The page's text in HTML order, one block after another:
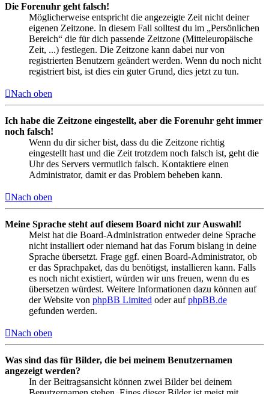
Die Forenuhr geht falsch!
Möglicherweise entspricht die angezeigte Zeit nicht deiner
eigenen Zeitzone. In diesem Fall solltest du im „Persönlichen
Bereich“ die für dich passende Zeitzone (Mitteleuropäische
Zeit, ...) festlegen. Die Zeitzone kann dabei nur von
registrierten Benutzern geändert werden. Wenn du noch nicht
registriert bist, ist dies ein guter Grund, dies jetzt zu tun.
Nach oben
Ich habe die Zeitzone eingestellt, aber die Forenuhr geht immer
noch falsch!
Wenn du dir sicher bist, dass du die Zeitzone richtig
eingestellt hast und die Zeit trotzdem noch falsch ist, geht die
Uhr des Servers vermutlich falsch. Kontaktiere einen
Administrator, damit er das Problem beheben kann.
Nach oben
Meine Sprache steht auf diesem Board nicht zur Auswahl!
Meist hat die Board-Administration entweder deine Sprache
nicht installiert oder niemand hat das Forum bislang in deine
Sprache übersetzt. Frage ggf. einen Board-Administrator, ob
er das Sprachpaket, das du benötigst, installieren kann. Falls
es noch nicht existiert, würden wir uns freuen, wenn du es
übersetzen würdest. Weitere Informationen dazu können auf
der Website von phpBB Limited oder aufphpBB.de
gefunden werden.
Nach oben
Was sind das für Bilder, die bei meinem Benutzernamen
angezeigt werden?
In der Beitragsansicht können zwei Bilder bei deinem